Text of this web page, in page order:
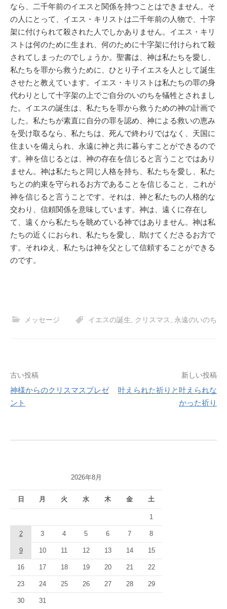
なら、二千年前のイエスと関係を持つことはできません。そ
の人にとって、イエス・キリストは二千年前の人物で、十字
架に付けられて殺された人でしかありません。イエス・キリ
ストは何のために生まれ、何のために十字架に付けられて殺
されてしまったのでしょうか。聖書は、神は私たちを愛し、
私たちを罪から救うために、ひとり子イエスを人として誕生
させたと教えています。イエス・キリストは私たちの罪の身
代わりとして十字架の上でご自分のいのちを犠牲とされまし
た。イエスの誕生は、私たちを罪から救うための神の計画で
した。私たちが素直に自分の罪を認め、神による救いの恵み
を受け取るなら、私たちは、死んで終わりではなく、天国に
住まいを備えられ、永遠に神と共に暮らすことができるので
す。神を信じるとは、神の存在を信じると言うことではあり
ません。神は私たちと同じ人格を持ち、私たちを愛し、私た
ちとの約束を守られるお方であることを信じること、これが
神を信じると言うことです。それは、神と私たちの人格的な
交わり、信頼関係を意味しています。神は、遠くに存在し
て、遠くから私たちを眺めている神ではありません。神は私
たちの近くにおられ、私たちを愛し、助けてくださるお方で
す。それゆえ、私たちは神を父として信頼することができる
のです。
メッセージ イエスの誕生 クリスマス 永遠のいのち
投
稿
シ
ョ
ン
古い投稿
神様からのクリスマスプレゼ
ント
新しい投稿
叶えられた祈りと叶えられな
かった祈り
2026年8月
日 月 火 水 木 金 土
1
2 3 4 5 6 7 8
9 10 11 12 13 14 15
16 17 18 19 20 21 22
23 24 25 26 27 28 29
30 31